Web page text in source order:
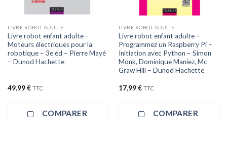
LIVRE ROBOT ADULTE
Livre robot enfant adulte –
Moteurs électriques pour la
robotique – 3e éd – Pierre Mayé
– Dunod Hachette
49,99€ TTC
COMPARER
LIVRE ROBOT ADULTE
Livre robot enfant adulte –
Programmez un Raspberry Pi –
Initiation avec Python – Simon
Monk, Dominique Maniez, Mc
Graw Hill – Dunod Hachette
17,99€ TTC
COMPARER